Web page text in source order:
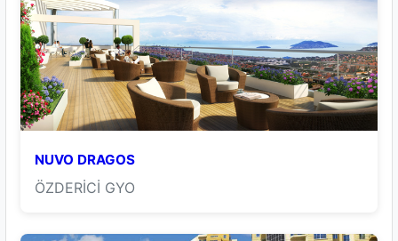
NUVO DRAGOS
ÖZDERİCİ GYO